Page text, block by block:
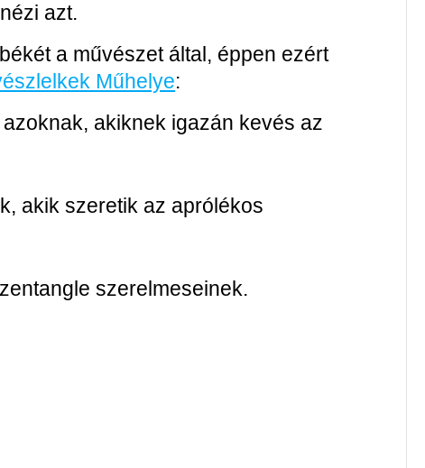
azt.
a művészet által, éppen ezért
Műhelye:
akiknek igazán kevés az
akik szeretik az aprólékos
szerelmeseinek.